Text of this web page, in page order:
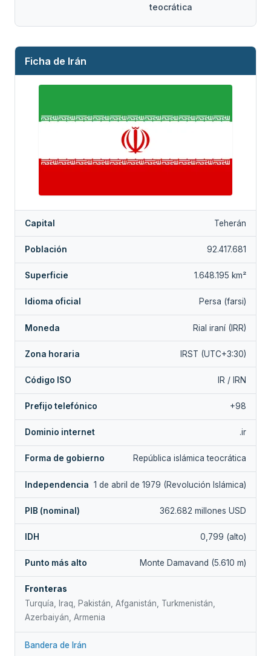
teocrática
Ficha de Irán
Capital Teherán
Población 92.417.681
Superficie 1.648.195 km²
Idioma oficial Persa (farsi)
Moneda Rial iraní (IRR)
Zona horaria IRST (UTC+3:30)
Código ISO IR / IRN
Prefijo telefónico +98
Dominio internet .ir
Forma de gobierno República islámica teocrática
Independencia 1 de abril de 1979 (Revolución Islámica)
PIB (nominal) 362.682 millones USD
IDH 0,799 (alto)
Punto más alto Monte Damavand (5.610 m)
Fronteras
Turquía, Iraq, Pakistán, Afganistán, Turkmenistán,
Azerbaiyán, Armenia
Bandera de Irán